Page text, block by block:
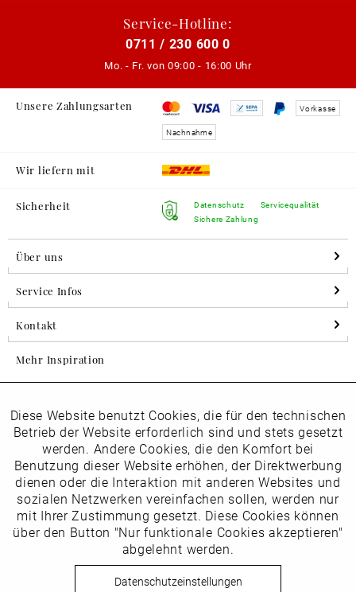
Service-Hotline:
0711 / 230 600 0
Mo. - Fr. von 09:00 - 16:00 Uhr
Unsere Zahlungsarten Vorkasse
Nachnahme
Wir liefern mit
Sicherheit
Datenschutz
Sichere Zahlung
Servicequalität
Über uns
Service Infos
Kontakt
Mehr Inspiration
Folgen Sie uns auf Instagram
horsch_schuhe
Newsletter
Datenschutzbestimmungenhabe ich zur Kenntnis
vom Newsletter abmelden.
Funktionale Aktiv
Marketing Inaktiv
Tracking Inaktiv
Inaktiv
Diese Website benutzt Cookies, die für den technischen
Betrieb der Website erforderlich sind und stets gesetzt
werden. Andere Cookies, die den Komfort bei
Benutzung dieser Website erhöhen, der Direktwerbung
dienen oder die Interaktion mit anderen Websites und
sozialen Netzwerken vereinfachen sollen, werden nur
mit Ihrer Zustimmung gesetzt. Diese Cookies können
über den Button "Nur funktionale Cookies akzeptieren"
abgelehnt werden.
Datenschutzeinstellungen